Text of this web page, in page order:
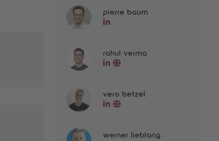
pierre baum
rahul verma
go to linkedin-profile of
vero betzel
go to linkedin-profile of
werner lieblang